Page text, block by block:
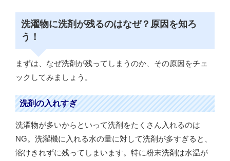
洗濯物に洗剤が残るのはなぜ？原因を知ろ
う！
まずは、なぜ洗剤が残ってしまうのか、その原因をチェ
ックしてみましょう。
洗剤の入れすぎ
洗濯物が多いからといって洗剤をたくさん入れるのは
NG。洗濯機に入れる水の量に対して洗剤が多すぎると、
溶けきれずに残ってしまいます。特に粉末洗剤は水温が